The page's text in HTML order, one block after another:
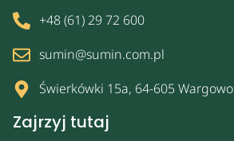
Zajrzyj tutaj
+48 (61) 29 72 600
sumin@sumin.com.pl
Świerkówki 15a, 64-605 Wargowo